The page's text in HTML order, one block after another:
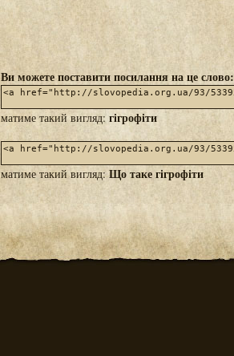
Ви можете поставити посилання на це слово:
матиме такий вигляд: гігрофіти
матиме такий вигляд:Що таке гігрофіти